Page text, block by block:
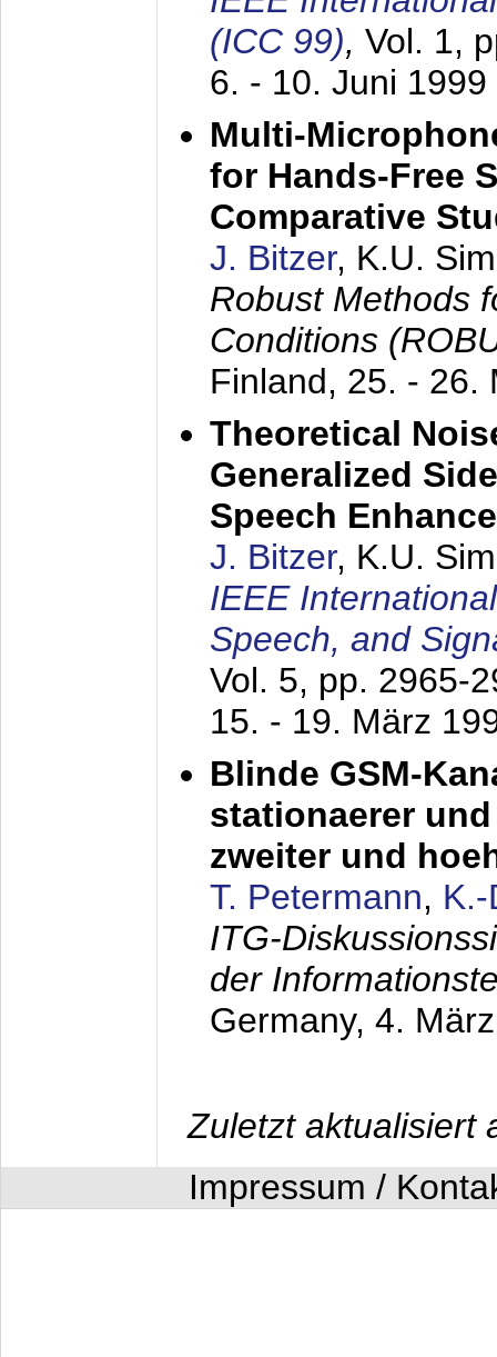
(ICC 99), Vol. 1,
6. - 10. Juni 1999
Multi-
for Hands-Free
Comparative
J. Bitzer, K.U.
Robust Methods
Conditions
Finland, 25. - 26.
Theoretical
Generalized
Speech
J. Bitzer, K.U.
IEEE
Speech, and
Vol. 5, pp. 2965-
15. - 19. März
Blinde GSM-
stationaerer
zweiter und
T. Petermann,
ITG-
der
Germany, 4.
Zuletzt aktualisiert
Impressum /